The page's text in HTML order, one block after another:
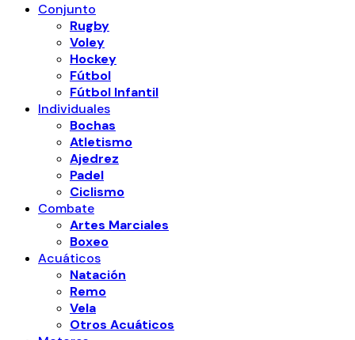
Conjunto
Rugby
Voley
Hockey
Fútbol
Fútbol Infantil
Individuales
Bochas
Atletismo
Ajedrez
Padel
Ciclismo
Combate
Artes Marciales
Boxeo
Acuáticos
Natación
Remo
Vela
Otros Acuáticos